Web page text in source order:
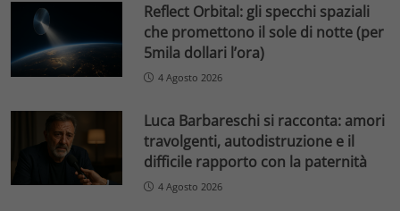
Reflect Orbital: gli specchi spaziali
che promettono il sole di notte (per
5mila dollari l’ora)
4 Agosto 2026
Luca Barbareschi si racconta: amori
travolgenti, autodistruzione e il
difficile rapporto con la paternità
4 Agosto 2026